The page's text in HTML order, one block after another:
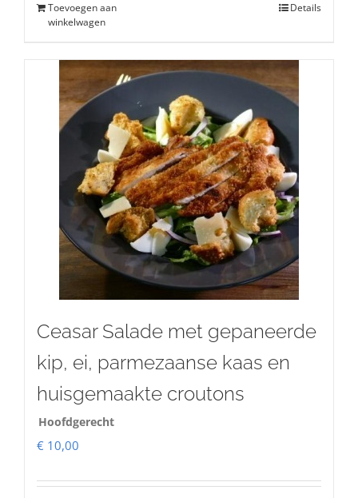
Toevoegen aan
winkelwagen
Details
Ceasar Salade met gepaneerde
kip, ei, parmezaanse kaas en
huisgemaakte croutons
Hoofdgerecht
€ 10,00